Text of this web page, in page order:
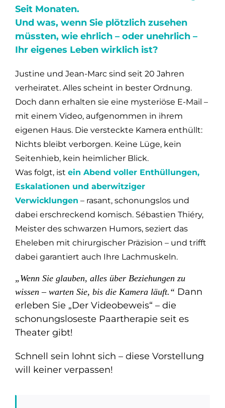
Seit Monaten.
Und was, wenn Sie plötzlich zusehen
müssten, wie ehrlich – oder unehrlich –
Ihr eigenes Leben wirklich ist?
Justine und Jean-Marc sind seit 20 Jahren
verheiratet. Alles scheint in bester Ordnung.
Doch dann erhalten sie eine mysteriöse E-Mail –
mit einem Video, aufgenommen in ihrem
eigenen Haus. Die versteckte Kamera enthüllt:
Nichts bleibt verborgen. Keine Lüge, kein
Seitenhieb, kein heimlicher Blick.
Was folgt, ist ein Abend voller Enthüllungen,
Eskalationen und aberwitziger
Verwicklungen – rasant, schonungslos und
dabei erschreckend komisch. Sébastien Thiéry,
Meister des schwarzen Humors, seziert das
Eheleben mit chirurgischer Präzision – und trifft
dabei garantiert auch Ihre Lachmuskeln.
„Wenn Sie glauben, alles über Beziehungen zu
wissen – warten Sie, bis die Kamera läuft.“ Dann
erleben Sie „Der Videobeweis“ – die
schonungsloseste Paartherapie seit es
Theater gibt!
Schnell sein lohnt sich – diese Vorstellung
will keiner verpassen!